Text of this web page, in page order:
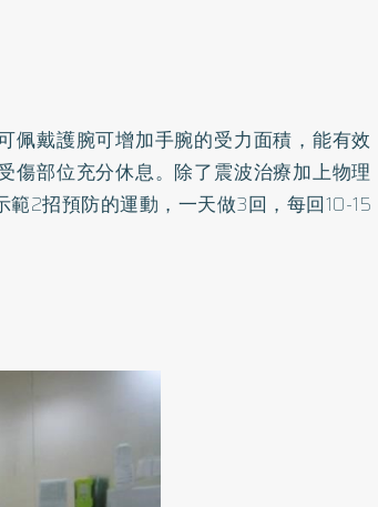
佩戴護腕可增加手腕的受力面積，能有效
傷部位充分休息。除了震波治療加上物理
2招預防的運動，一天做3回，每回10-15